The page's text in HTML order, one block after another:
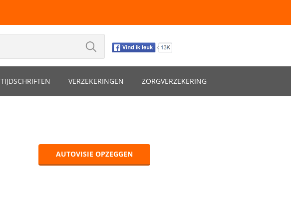
TIJDSCHRIFTEN VERZEKERINGEN ZORGVERZEKERING
AUTOVISIE OPZEGGEN